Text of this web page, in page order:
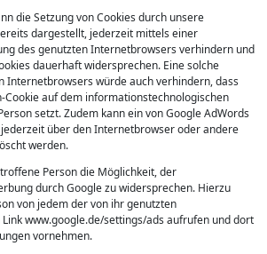
die Setzung von Cookies durch unsere
dargestellt, jederzeit mittels einer
des genutzten Internetbrowsers verhindern und
dauerhaft widersprechen. Eine solche
Internetbrowsers würde auch verhindern, dass
Cookie auf dem informationstechnologischen
setzt. Zudem kann ein von Google AdWords
über den Internetbrowser oder andere
werden.
Person die Möglichkeit, der
durch Google zu widersprechen. Hierzu
von jedem der von ihr genutzten
www.google.de/settings/ads aufrufen und dort
vornehmen.